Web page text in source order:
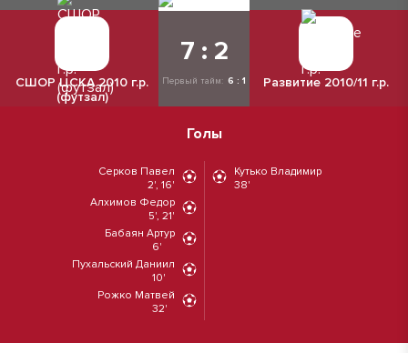
СШОР ЦСКА 2010 г.р.
(футзал)
7 : 2
Первый тайм: 6 : 1 Развитие 2010/11 г.р.
Голы
Серков Павел
2', 16'
Алхимов Федор
5', 21'
Бабаян Артур
6'
Пухальский Даниил
10'
Рожко Матвей
32'
Кутько Владимир
38'